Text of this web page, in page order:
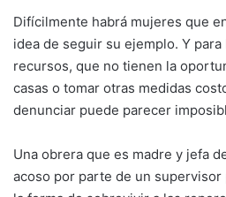
Difícilmente habrá mujeres que
idea de seguir su ejemplo. Y
recursos, que no tienen la
casas o tomar otras medidas
denunciar puede parecer
Una obrera que es madre y jefa
acoso por parte de un